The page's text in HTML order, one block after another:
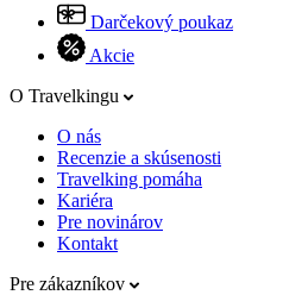
Darčekový poukaz
Akcie
O Travelkingu
O nás
Recenzie a skúsenosti
Travelking pomáha
Kariéra
Pre novinárov
Kontakt
Pre zákazníkov